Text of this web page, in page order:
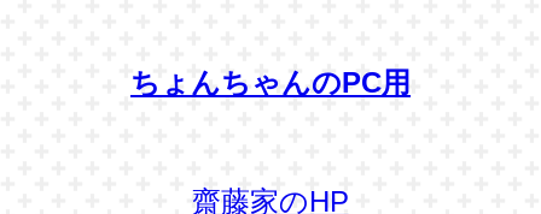
ちょんちゃんのPC用
齋藤家のHP